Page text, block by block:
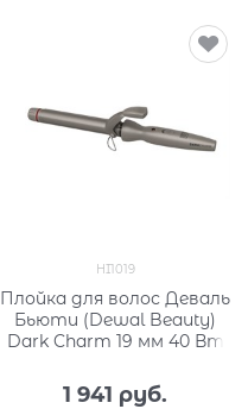
HI1019
Плойка для волос Деваль
Бьюти (Dewal Beauty)
Dark Charm 19 мм 40 Вт
1 941 руб.